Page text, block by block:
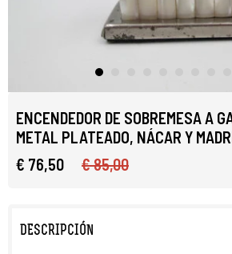
ENCENDEDOR DE SOBREMESA A
METAL PLATEADO, NÁCAR Y
€ 76,50
€ 85,00
DESCRIPCIÓN